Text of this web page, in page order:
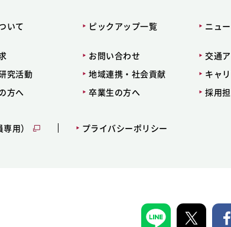
いて ピックアップ一覧 ニュ
お問い合わせ
交通
究活動 地域連携・社会貢献
キャ
方へ 卒業生の方へ 採用
用） プライバシーポリシー